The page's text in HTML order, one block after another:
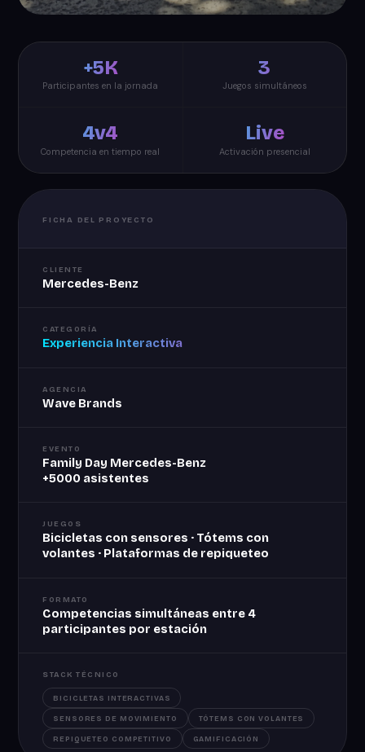
+5K
Participantes en la jornada
3
Juegos simultáneos
4v4
Competencia en tiempo real
Live
Activación presencial
FICHA DEL PROYECTO
CLIENTE
Mercedes-Benz
CATEGORÍA
Experiencia Interactiva
AGENCIA
Wave Brands
EVENTO
Family Day Mercedes-Benz
+5000 asistentes
JUEGOS
Bicicletas con sensores · Tótems con
volantes · Plataformas de repiqueteo
FORMATO
Competencias simultáneas entre 4
participantes por estación
STACK TÉCNICO
BICICLETAS INTERACTIVAS
SENSORES DE MOVIMIENTO TÓTEMS CON VOLANTES
REPIQUETEO COMPETITIVO GAMIFICACIÓN